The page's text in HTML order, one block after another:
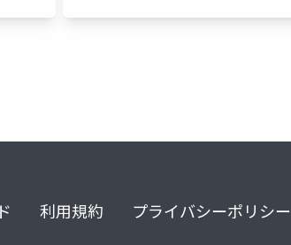
利用規約 プライバシーポリシー